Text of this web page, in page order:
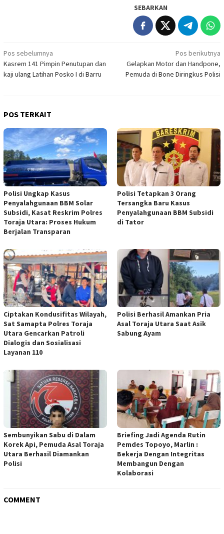
SEBARKAN
Navigasi
pos
Pos sebelumnya
Kasrem 141 Pimpin Penutupan dan
kaji ulang Latihan Posko I di Barru
Pos berikutnya
Gelapkan Motor dan Handpone,
Pemuda di Bone Diringkus Polisi
POS TERKAIT
Polisi Ungkap Kasus
Penyalahgunaan BBM Solar
Subsidi, Kasat Reskrim Polres
Toraja Utara: Proses Hukum
Berjalan Transparan
Polisi Tetapkan 3 Orang
Tersangka Baru Kasus
Penyalahgunaan BBM Subsidi
di Tator
Ciptakan Kondusifitas Wilayah,
Sat Samapta Polres Toraja
Utara Gencarkan Patroli
Dialogis dan Sosialisasi
Layanan 110
Polisi Berhasil Amankan Pria
Asal Toraja Utara Saat Asik
Sabung Ayam
Sembunyikan Sabu di Dalam
Korek Api, Pemuda Asal Toraja
Utara Berhasil Diamankan
Polisi
Briefing Jadi Agenda Rutin
Pemdes Topoyo, Marlin :
Bekerja Dengan Integritas
Membangun Dengan
Kolaborasi
COMMENT